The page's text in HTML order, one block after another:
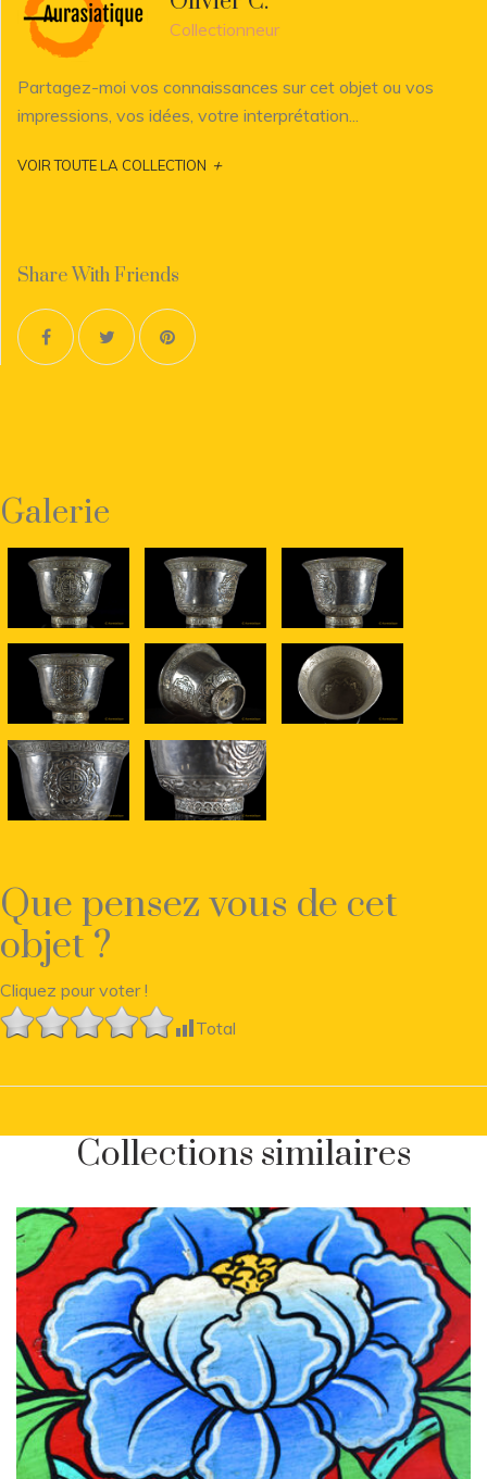
Collectionneur
Partagez-moi vos connaissances sur cet objet ou vos
impressions, vos idées, votre interprétation...
VOIR TOUTE LA COLLECTION +
Share With Friends
Galerie
Que pensez vous de cet
objet ?
Cliquez pour voter !
Total
Collections similaires